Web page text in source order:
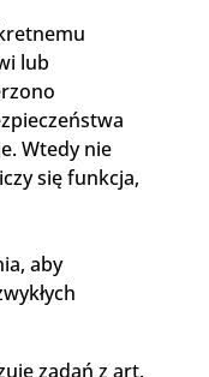
lub
Wtedy nie
się funkcja,
aby
zadań z art.